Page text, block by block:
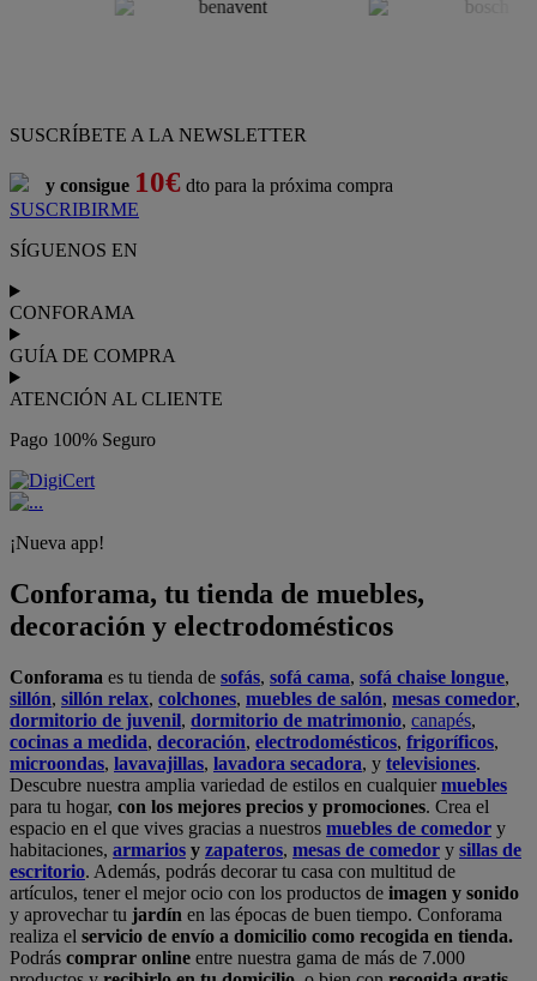
SUSCRÍBETE A LA NEWSLETTER
y consigue 10€ dto para la próxima compra
SUSCRIBIRME
SÍGUENOS EN
CONFORAMA
GUÍA DE COMPRA
ATENCIÓN AL CLIENTE
Pago 100% Seguro
¡Nueva app!
Conforama, tu tienda de muebles,
decoración y electrodomésticos
Conforama es tu tienda de sofás, sofá cama, sofá chaise longue,
sillón, sillón relax, colchones, muebles de salón, mesas comedor,
dormitorio de juvenil, dormitorio de matrimonio, canapés,
cocinas a medida, decoración, electrodomésticos, frigoríficos,
microondas, lavavajillas, lavadora secadora, y televisiones.
Descubre nuestra amplia variedad de estilos en cualquiermuebles
para tu hogar, con los mejores precios y promociones. Crea el
espacio en el que vives gracias a nuestros muebles de comedor y
habitaciones, armarios y zapateros, mesas de comedor y sillas de
escritorio. Además, podrás decorar tu casa con multitud de
artículos, tener el mejor ocio con los productos de imagen y sonido
y aprovechar tu jardín en las épocas de buen tiempo. Conforama
realiza el servicio de envío a domicilio como recogida en tienda.
Podrás comprar online entre nuestra gama de más de 7.000